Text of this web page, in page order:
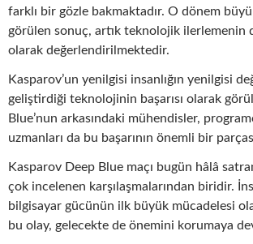
farklı bir gözle bakmaktadır. O dönem
görülen sonuç, artık teknolojik ilerlemenin
olarak değerlendirilmektedir.
Kasparov’un yenilgisi insanlığın yenilgisi
geliştirdiği teknolojinin başarısı olarak
Blue’nun arkasındaki mühendisler,
uzmanları da bu başarının önemli bir
Kasparov Deep Blue maçı bugün hâlâ
çok incelenen karşılaşmalarından biridir.
bilgisayar gücünün ilk büyük mücadelesi
bu olay, gelecekte de önemini korumaya